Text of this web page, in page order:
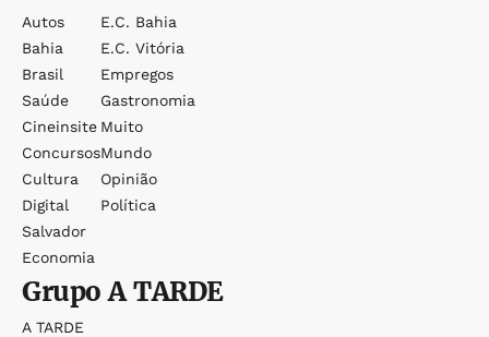
Autos
Bahia
Brasil
Saúde
Cineinsite
Concursos
Cultura
Digital
Salvador
Economia
E.c. Bahia
E.c. Vitória
Empregos
Gastronomia
Muito
Mundo
Opinião
Política
GrupoA TARDE
A TARDE